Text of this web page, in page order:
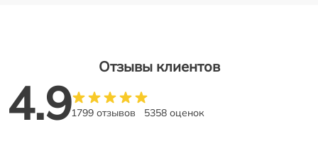
Отзывы клиентов
4.91799 отзывов 5358 оценок